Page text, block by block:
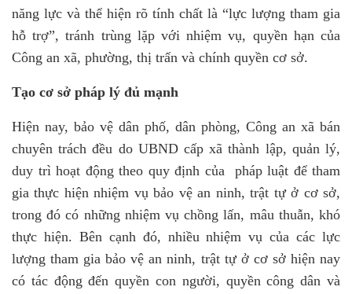
năng lực và thể hiện rõ tính chất là “lực lượng tham gia
hỗ trợ”, tránh trùng lặp với nhiệm vụ, quyền hạn của
Công an xã, phường, thị trấn và chính quyền cơ sở.
Tạo cơ sở pháp lý đủ mạnh
Hiện nay, bảo vệ dân phố, dân phòng, Công an xã bán
chuyên trách đều do UBND cấp xã thành lập, quản lý,
duy trì hoạt động theo quy định của pháp luật để tham
gia thực hiện nhiệm vụ bảo vệ an ninh, trật tự ở cơ sở,
trong đó có những nhiệm vụ chồng lấn, mâu thuẫn, khó
thực hiện. Bên cạnh đó, nhiều nhiệm vụ của các lực
lượng tham gia bảo vệ an ninh, trật tự ở cơ sở hiện nay
có tác động đến quyền con người, quyền công dân và